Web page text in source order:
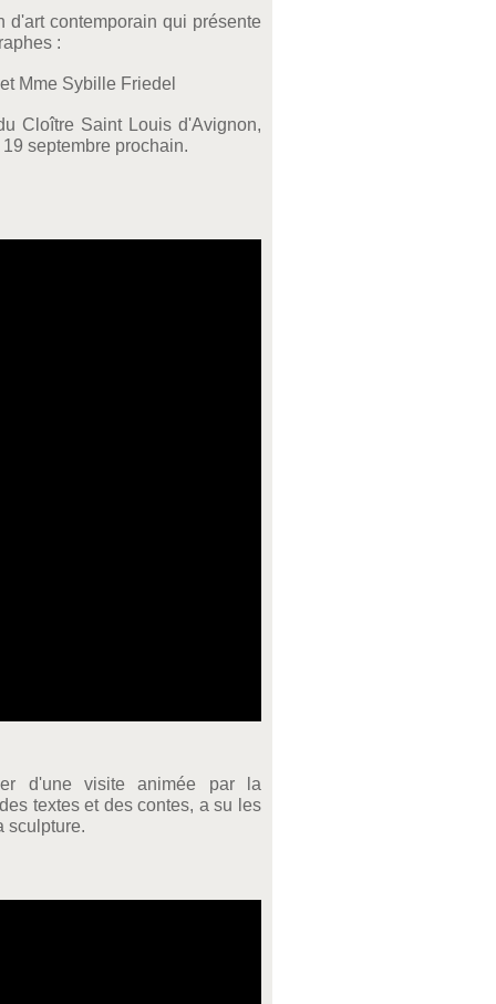
d'art contemporain qui présente
:
Mme Sybille Friedel
Cloître Saint Louis d'Avignon,
septembre prochain.
d'une visite animée par la
textes et des contes, a su les
sculpture.